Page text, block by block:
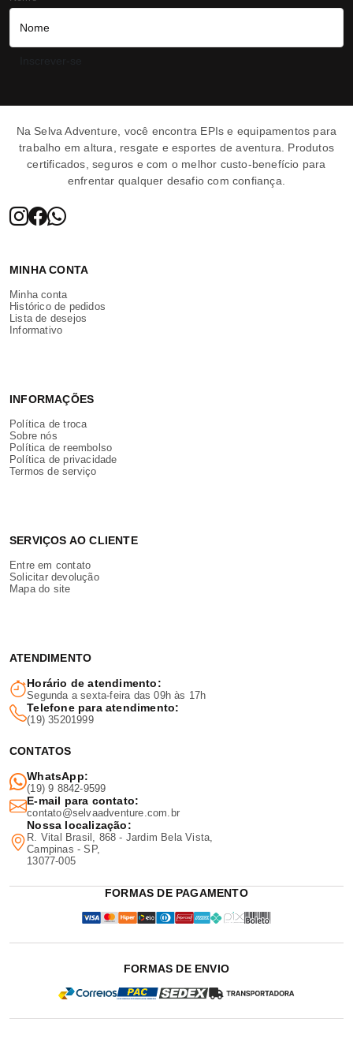
Na Selva Adventure, você encontra EPIs e equipamentos para
trabalho em altura, resgate e esportes de aventura. Produtos
certificados, seguros e com o melhor custo-benefício para
enfrentar qualquer desafio com confiança.
MINHA CONTA
Minha conta
Histórico de pedidos
Lista de desejos
Informativo
INFORMAÇÕES
Política de troca
Sobre nós
Política de reembolso
Política de privacidade
Termos de serviço
SERVIÇOS AO CLIENTE
Entre em contato
Solicitar devolução
Mapa do site
ATENDIMENTO
Horário de atendimento:
Segunda a sexta-feira das 09h às 17h
Telefone para atendimento:
(19) 35201999
CONTATOS
WhatsApp:
(19) 9 8842-9599
E-mail para contato:
contato@selvaadventure.com.br
Nossa localização:
R. Vital Brasil, 868 - Jardim Bela Vista,
Campinas - SP,
13077-005
FORMAS DE PAGAMENTO
FORMAS DE ENVIO